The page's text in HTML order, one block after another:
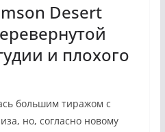
Desert
и плохого
большим тиражом с
но, согласно новому